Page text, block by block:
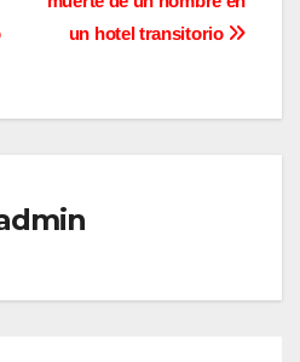
un hotel transitorio